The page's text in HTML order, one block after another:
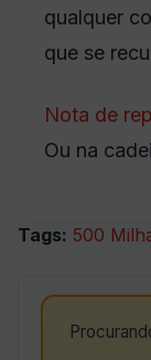
qualquer
que se
Nota de
Ou na
Tags: 500